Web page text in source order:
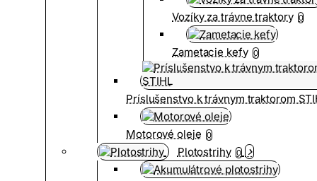
Vozíky za trávne traktory 0
Zametacie kefy 0
Príslušenstvo k trávnym traktorom
Motorové oleje 0
Plotostrihy 0